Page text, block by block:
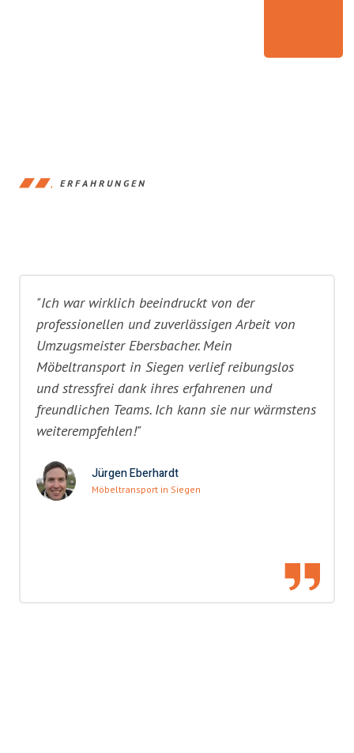
ERFAHRUNGEN
"Ich war wirklich beeindruckt von der
professionellen und zuverlässigen Arbeit von
Umzugsmeister Ebersbacher. Mein
Möbeltransport in Siegen verlief reibungslos
und stressfrei dank ihres erfahrenen und
freundlichen Teams. Ich kann sie nur wärmstens
weiterempfehlen!"
Jürgen Eberhardt
Möbeltransport in Siegen